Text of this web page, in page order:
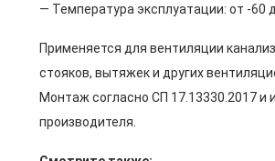
— Температура эксплуатации: от -60
Применяется для вентиляции
стояков, вытяжек и других
Монтаж согласно СП 17.13330.2017 и
производителя.